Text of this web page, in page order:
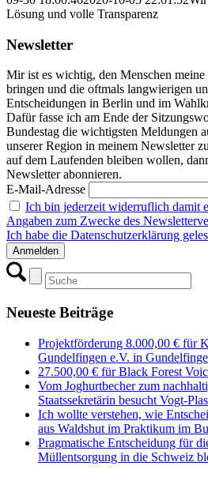
Lösung und volle Transparenz
Newsletter
Mir ist es wichtig, den Menschen
bringen und die oftmals langwierigen
Entscheidungen in Berlin und im
Dafür fasse ich am Ende der
Bundestag die wichtigsten Meldungen
unserer Region in meinem Newsletter
auf dem Laufenden bleiben wollen,
Newsletter abonnieren.
E-Mail-Adresse
Ich bin jederzeit widerruflich damit
Angaben zum Zwecke des
Ich habe die Datenschutzerklärung
Neueste Beiträge
Projektförderung 8.000,00 € für
Gundelfingen e.V. in
27.500,00 € für Black Forest
Vom Joghurtbecher zum
Staatssekretärin besucht Vogt-
Ich wollte verstehen, wie
aus Waldshut im Praktikum im
Pragmatische Entscheidung für
Müllentsorgung in die Schweiz